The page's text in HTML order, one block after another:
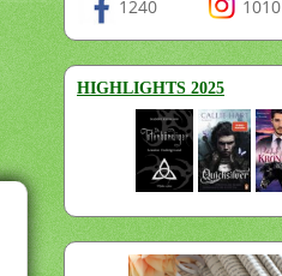
1240 1010
HIGHLIGHTS 2025